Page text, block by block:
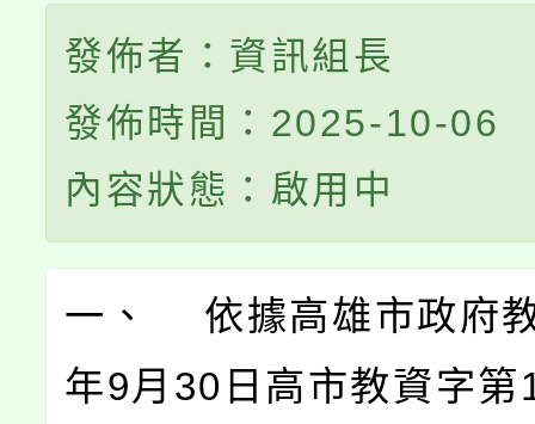
發佈者：資訊組長
發佈時間：2025-10-06
內容狀態：啟用中
一、 依據高雄市政府
年9月30日高市教資字